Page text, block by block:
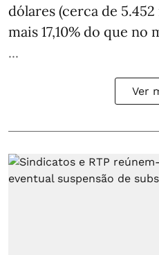
dólares (cerca de
mais 17,10% do que
...
Ver